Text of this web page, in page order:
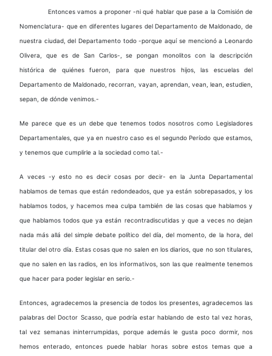
Entonces vamos a proponer -ni qué hablar que pase a la Comisión de
Nomenclatura- que en diferentes lugares del Departamento de Maldonado, de
nuestra ciudad, del Departamento todo -porque aquí se mencionó a Leonardo
Olivera, que es de San Carlos-, se pongan monolitos con la descripción
histórica de quiénes fueron, para que nuestros hijos, las escuelas del
Departamento de Maldonado, recorran, vayan, aprendan, vean, lean, estudien,
sepan, de dónde venimos.-
Me parece que es un debe que tenemos todos nosotros como Legisladores
Departamentales, que ya en nuestro caso es el segundo Período que estamos,
y tenemos que cumplirle a la sociedad como tal.-
A veces -y esto no es decir cosas por decir- en la Junta Departamental
hablamos de temas que están redondeados, que ya están sobrepasados, y los
hablamos todos, y hacemos mea culpa también de las cosas que hablamos y
que hablamos todos que ya están recontradiscutidas y que a veces no dejan
nada más allá del simple debate político del día, del momento, de la hora, del
titular del otro día. Estas cosas que no salen en los diarios, que no son titulares,
que no salen en las radios, en los informativos, son las que realmente tenemos
que hacer para poder legislar en serio.-
Entonces, agradecemos la presencia de todos los presentes, agradecemos las
palabras del Doctor Scasso, que podría estar hablando de esto tal vez horas,
tal vez semanas ininterrumpidas, porque además le gusta poco dormir, nos
hemos enterado, entonces puede hablar horas sobre estos temas que a